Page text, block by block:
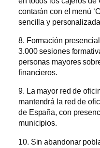
contarán con el menú
sencilla y
8. Formación
3.000 sesiones
personas mayores
financieros.
9. La mayor red de
mantendrá la red de
de España, con
municipios.
10. Sin abandonar